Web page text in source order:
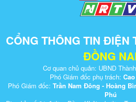
CỔNG THÔNG TIN ĐIỆN
ĐỒNG
Cơ quan chủ quản: UBND
Phó Giám đốc phụ trách:
Phó Giám đốc: Trần Nam Đông - Hoàng
Phú